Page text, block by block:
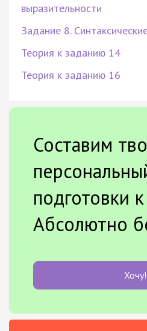
выразительности
Задание 8.
Теория к заданию 14
Теория к заданию 16
Составим
подготовки
Абсолютно
Хочу!